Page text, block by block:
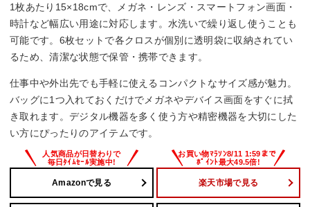
1枚あたり15×18cmで、メガネ・レンズ・スマートフォン画面・
時計など幅広い用途に対応します。水洗いで繰り返し使うことも
可能です。6枚セットで各クロスが個別に透明袋に収納されてい
るため、清潔な状態で保管・携帯できます。
仕事中や外出先でも手軽に使えるコンパクトなサイズ感が魅力。
バッグに1つ入れておくだけでメガネやデバイス画面をすぐに拭
き取れます。デジタル機器を多く使う方や精密機器を大切にした
い方にぴったりのアイテムです。
Amazonで見る 楽天市場で見る